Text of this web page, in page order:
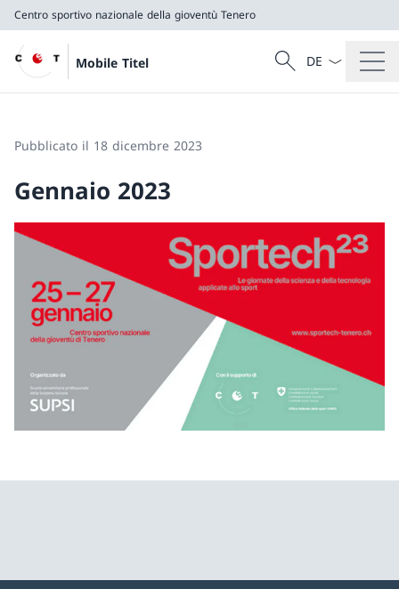
Centro sportivo nazionale della gioventù Tenero
Mobile Titel
Cercare
Ricerca
Dal menu a
Pubblicato il 18 dicembre 2023
Gennaio 2023